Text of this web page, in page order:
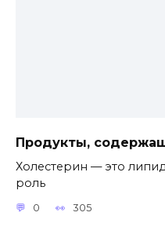
Продукты,
Холестерин — это
роль
0 305